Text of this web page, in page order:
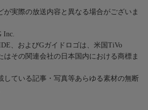
が実際の放送内容と異なる場合がございま
Inc.
、およびGガイドロゴは、米国TiVo
はその関連会社の日本国内における商標ま
している記事・写真等あらゆる素材の無断